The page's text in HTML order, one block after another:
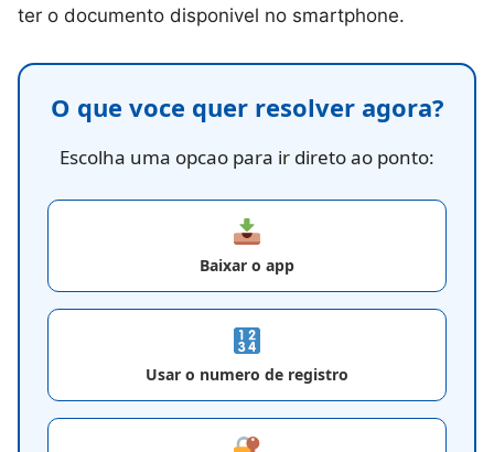
ter o documento disponivel no smartphone.
O que voce quer resolver agora?
Escolha uma opcao para ir direto ao ponto:
Baixar o app
Usar o numero de registro